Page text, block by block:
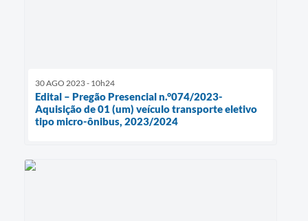
30 AGO 2023 - 10h24
Edital – Pregão Presencial n.°074/2023-
Aquisição de 01 (um) veículo transporte eletivo
tipo micro-ônibus, 2023/2024